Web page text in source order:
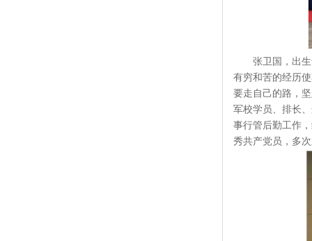
张卫国，出
有穷和苦的经历
要走自己的路，
军校学员、排长
事行管后勤工作
秀共产党员，多